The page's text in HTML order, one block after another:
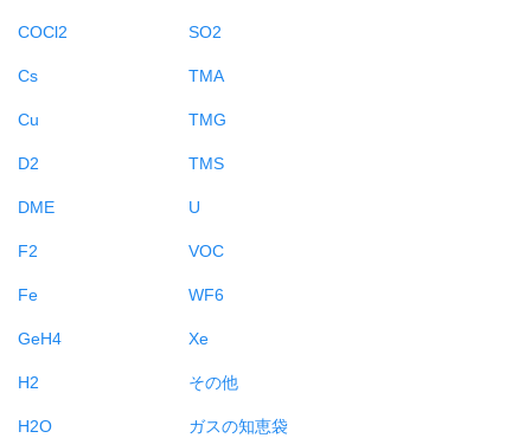
COCl2
Cs
Cu
D2
DME
F2
Fe
GeH4
H2
H2O
SO2
TMA
TMG
TMS
U
VOC
WF6
Xe
その他
ガスの知恵袋